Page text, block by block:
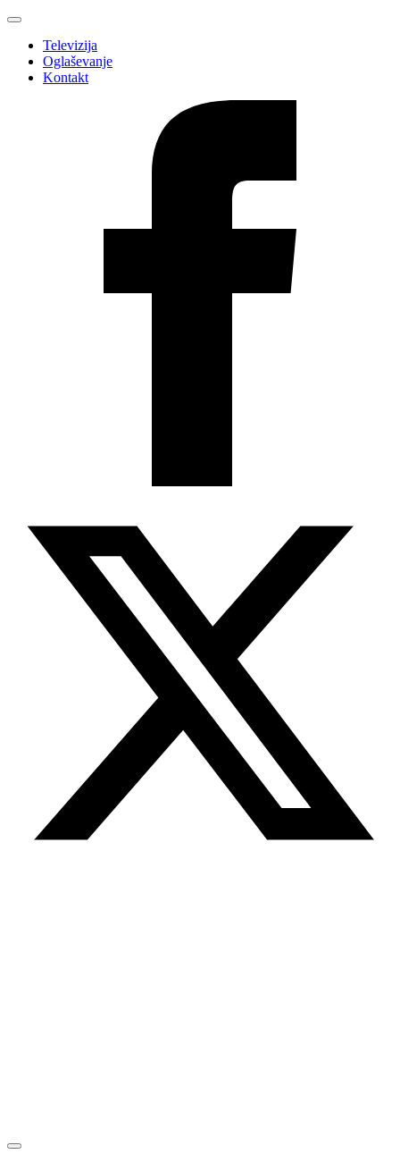
Televizija
Oglaševanje
Kontakt